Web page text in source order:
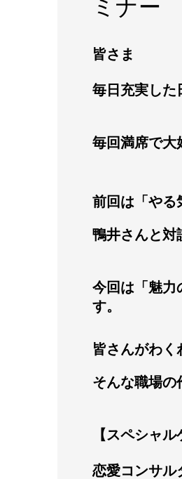
ミナー
皆さま
毎日充実した
毎回満席で大
前回は「やる
鴨井さんと対
今回は「魅力
す。
皆さんがわく
そんな職場の
【スペシャル
恋愛コンサ